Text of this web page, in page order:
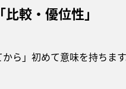
較・優位性」
ら」初めて意味を持ちま